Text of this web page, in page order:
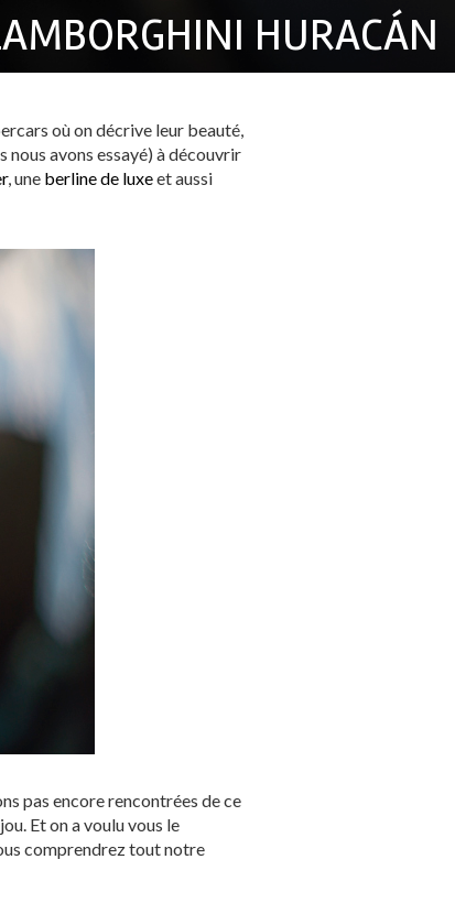
HURACÁN
où on décrive leur beauté,
avons essayé) à découvrir
, une berline de luxeet aussi
pas encore rencontrées de ce
Et on a voulu vous le
comprendrez tout notre